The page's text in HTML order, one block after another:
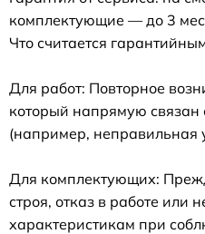
комплектующие — до 3
Что считается
Для работ: Повторное
который напрямую связан
(например, неправильная
Для комплектующих:
строя, отказ в работе или
характеристикам при